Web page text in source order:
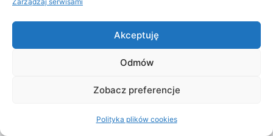
Akceptuję
Odmów
Zobacz preferencje
Polityka plików cookies